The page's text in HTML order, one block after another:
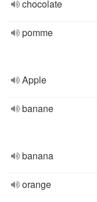
chocolate
pomme
Apple
banane
banana
orange